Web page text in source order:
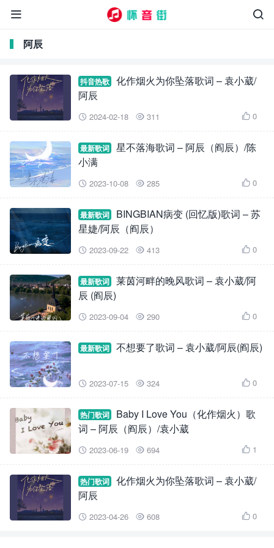


阿辰
抖音热歌
化作烟火为你坠落歌词 – 袁小葳/
阿辰
 2024-02-18  311  0
最新歌词
星不落海歌词 – 阿辰（阎辰）/陈
小满
 2023-10-08  285  0
最新歌词
BINGBIAN病变 (回忆版)歌词 – 苏
星婕/阿辰（阎辰）
 2023-09-22  413  0
最新歌词
莱茵河畔的晚风歌词 – 袁小葳/阿
辰 (阎辰)
 2023-09-04  290  0
最新歌词 不想要了歌词 – 袁小葳/阿辰(阎辰)
 2023-07-15  324  0
热门歌词
Baby I Love You（化作烟火）歌
词 – 阿辰（阎辰）/袁小葳
 2023-06-19  694  1
热门歌词
化作烟火为你坠落歌词 – 袁小葳/
阿辰
 2023-04-26  608  0